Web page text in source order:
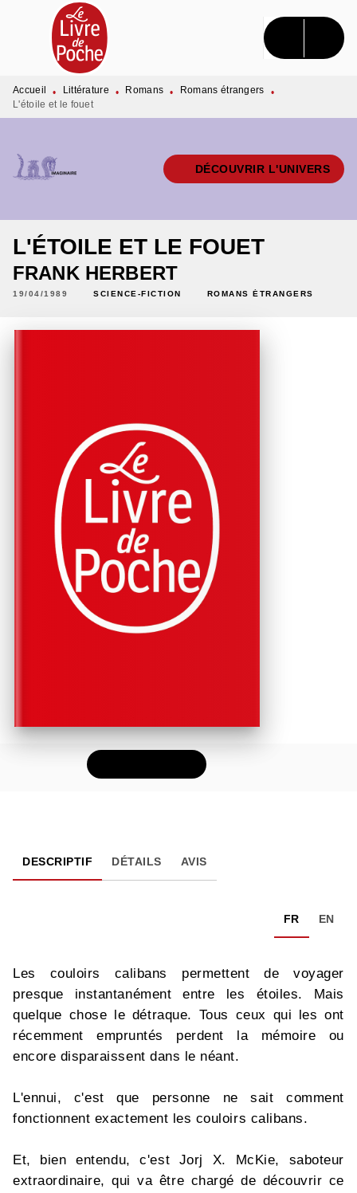
MENU RECHERCHE CONTENU
PIED DE PAGE
Accueil • Littérature • Romans • Romans étrangers
•
L'étoile et le fouet
DÉCOUVRIR L'UNIVERS
L'ÉTOILE ET LE FOUET
FRANK HERBERT
19/04/1989 SCIENCE-FICTION ROMANS ÉTRANGERS
DESCRIPTIF DÉTAILS AVIS
FR EN
Les couloirs calibans permettent de voyager
presque instantanément entre les étoiles. Mais
quelque chose le détraque. Tous ceux qui les ont
récemment empruntés perdent la mémoire ou
encore disparaissent dans le néant.
L'ennui, c'est que personne ne sait comment
fonctionnent exactement les couloirs calibans.
Et, bien entendu, c'est Jorj X. McKie, saboteur
extraordinaire, qui va être chargé de découvrir ce